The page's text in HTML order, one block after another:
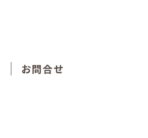
お問合せ